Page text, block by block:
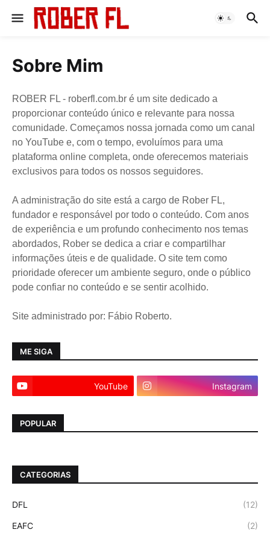
Sobre Mim
ROBER FL - roberfl.com.br é um site dedicado a
proporcionar conteúdo único e relevante para nossa
comunidade. Começamos nossa jornada como um canal
no YouTube e, com o tempo, evoluímos para uma
plataforma online completa, onde oferecemos materiais
exclusivos para todos os nossos seguidores.
A administração do site está a cargo de Rober FL,
fundador e responsável por todo o conteúdo. Com anos
de experiência e um profundo conhecimento nos temas
abordados, Rober se dedica a criar e compartilhar
informações úteis e de qualidade. O site tem como
prioridade oferecer um ambiente seguro, onde o público
pode confiar no conteúdo e se sentir acolhido.
Site administrado por: Fábio Roberto.
ME SIGA
YouTube Instagram
POPULAR
CATEGORIAS
DFL (12)
EAFC (2)